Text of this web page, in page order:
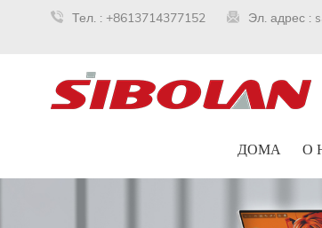
Тел. : +8613714377152 Эл. адрес :
ДОМА О